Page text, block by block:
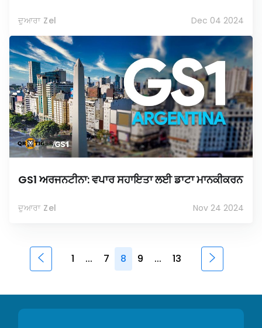
ਦੁਆਰਾ Zel Dec 04 2024
GS1 ਅਰਜਨਟੀਨਾ: ਵਪਾਰ ਸਹਾਇਤਾ ਲਈ ਡਾਟਾ ਮਾਨਕੀਕਰਨ
ਦੁਆਰਾ Zel Nov 24 2024
1 ... 7 8 9 ... 13